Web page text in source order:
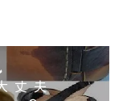
丈夫